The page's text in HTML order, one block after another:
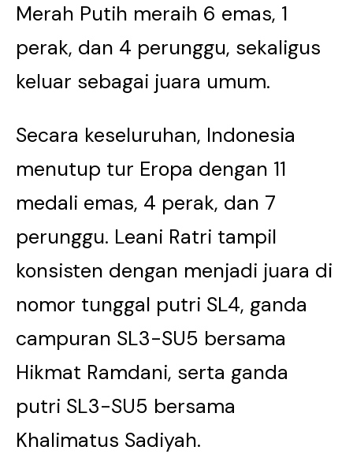
Merah Putih meraih 6 emas, 1
perak, dan 4 perunggu, sekaligus
keluar sebagai juara umum.
Secara keseluruhan, Indonesia
menutup tur Eropa dengan 11
medali emas, 4 perak, dan 7
perunggu. Leani Ratri tampil
konsisten dengan menjadi juara di
nomor tunggal putri SL4, ganda
campuran SL3-SU5 bersama
Hikmat Ramdani, serta ganda
putri SL3-SU5 bersama
Khalimatus Sadiyah.